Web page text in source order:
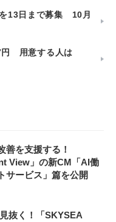
13日まで募集 10月
円 用意する人は
善を支援する！
View」の新CM「AI働
サービス」篇を公開
抜く！「SKYSEA